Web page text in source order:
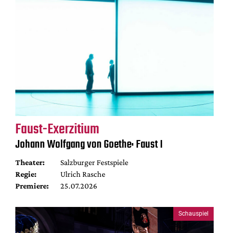
Faust-Exerzitium
Johann Wolfgang von Goethe: Faust I
Theater:
Salzburger Festspiele
Regie:
Ulrich Rasche
Premiere:
25.07.2026
Schauspiel